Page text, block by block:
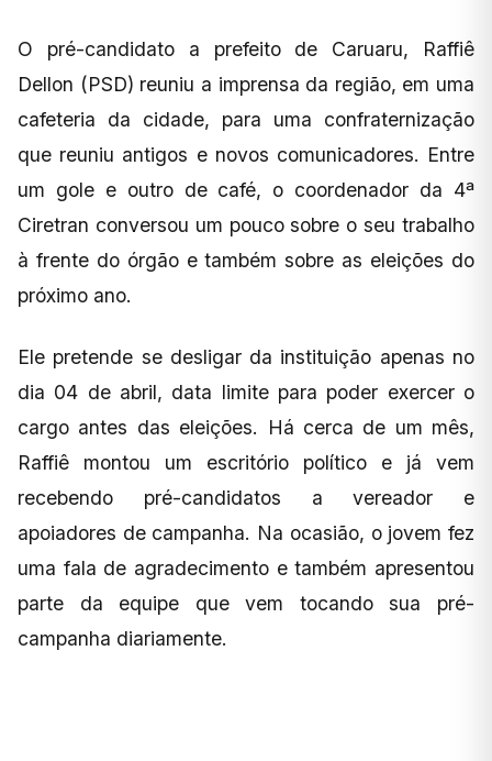
O pré-candidato a prefeito de Caruaru, Raffiê
Dellon (PSD) reuniu a imprensa da região, em uma
cafeteria da cidade, para uma confraternização
que reuniu antigos e novos comunicadores. Entre
um gole e outro de café, o coordenador da 4ª
Ciretran conversou um pouco sobre o seu trabalho
à frente do órgão e também sobre as eleições do
próximo ano.
Ele pretende se desligar da instituição apenas no
dia 04 de abril, data limite para poder exercer o
cargo antes das eleições. Há cerca de um mês,
Raffiê montou um escritório político e já vem
recebendo pré-candidatos a vereador e
apoiadores de campanha. Na ocasião, o jovem fez
uma fala de agradecimento e também apresentou
parte da equipe que vem tocando sua pré-
campanha diariamente.